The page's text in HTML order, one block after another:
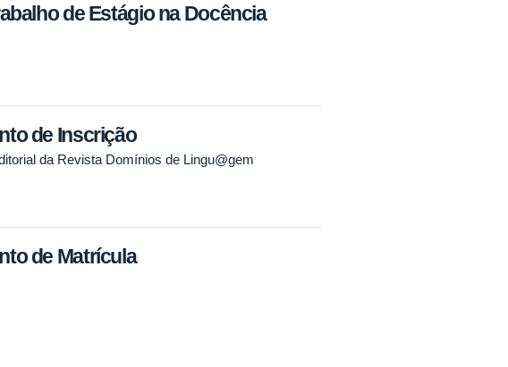
de Estágio na Docência
de Inscrição
da Revista Domínios de Lingu@gem
de Matrícula